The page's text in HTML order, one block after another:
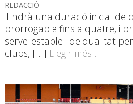
REDACCIÓ
Tindrà una duració inicial de
prorrogable fins a quatre, i
servei estable i de qualitat
clubs, [...] Llegir més...